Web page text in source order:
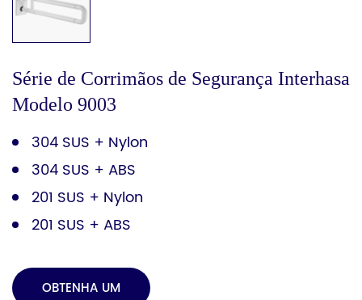
Série de Corrimãos de Segurança Interhasa
Modelo 9003
304 SUS + Nylon
304 SUS + ABS
201 SUS + Nylon
201 SUS + ABS
OBTENHA UM